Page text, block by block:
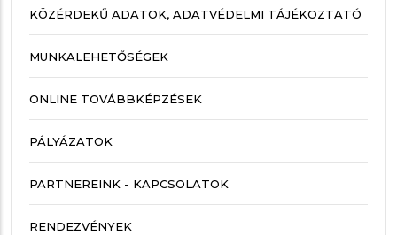
KÖZÉRDEKŰ ADATOK, ADATVÉDELMI TÁJÉKOZTATÓ
MUNKALEHETŐSÉGEK
ONLINE TOVÁBBKÉPZÉSEK
PÁLYÁZATOK
PARTNEREINK - KAPCSOLATOK
RENDEZVÉNYEK